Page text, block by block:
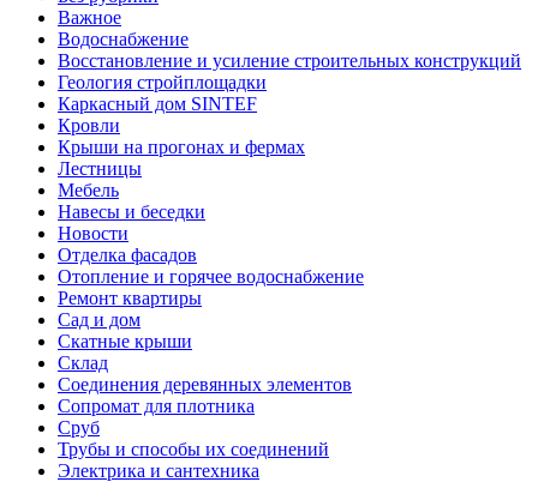
Важное
Водоснабжение
Восстановление и усиление строительных конструкций
Геология стройплощадки
Каркасный дом SINTEF
Кровли
Крыши на прогонах и фермах
Лестницы
Мебель
Навесы и беседки
Новости
Отделка фасадов
Отопление и горячее водоснабжение
Ремонт квартиры
Сад и дом
Скатные крыши
Склад
Соединения деревянных элементов
Сопромат для плотника
Сруб
Трубы и способы их соединений
Электрика и сантехника